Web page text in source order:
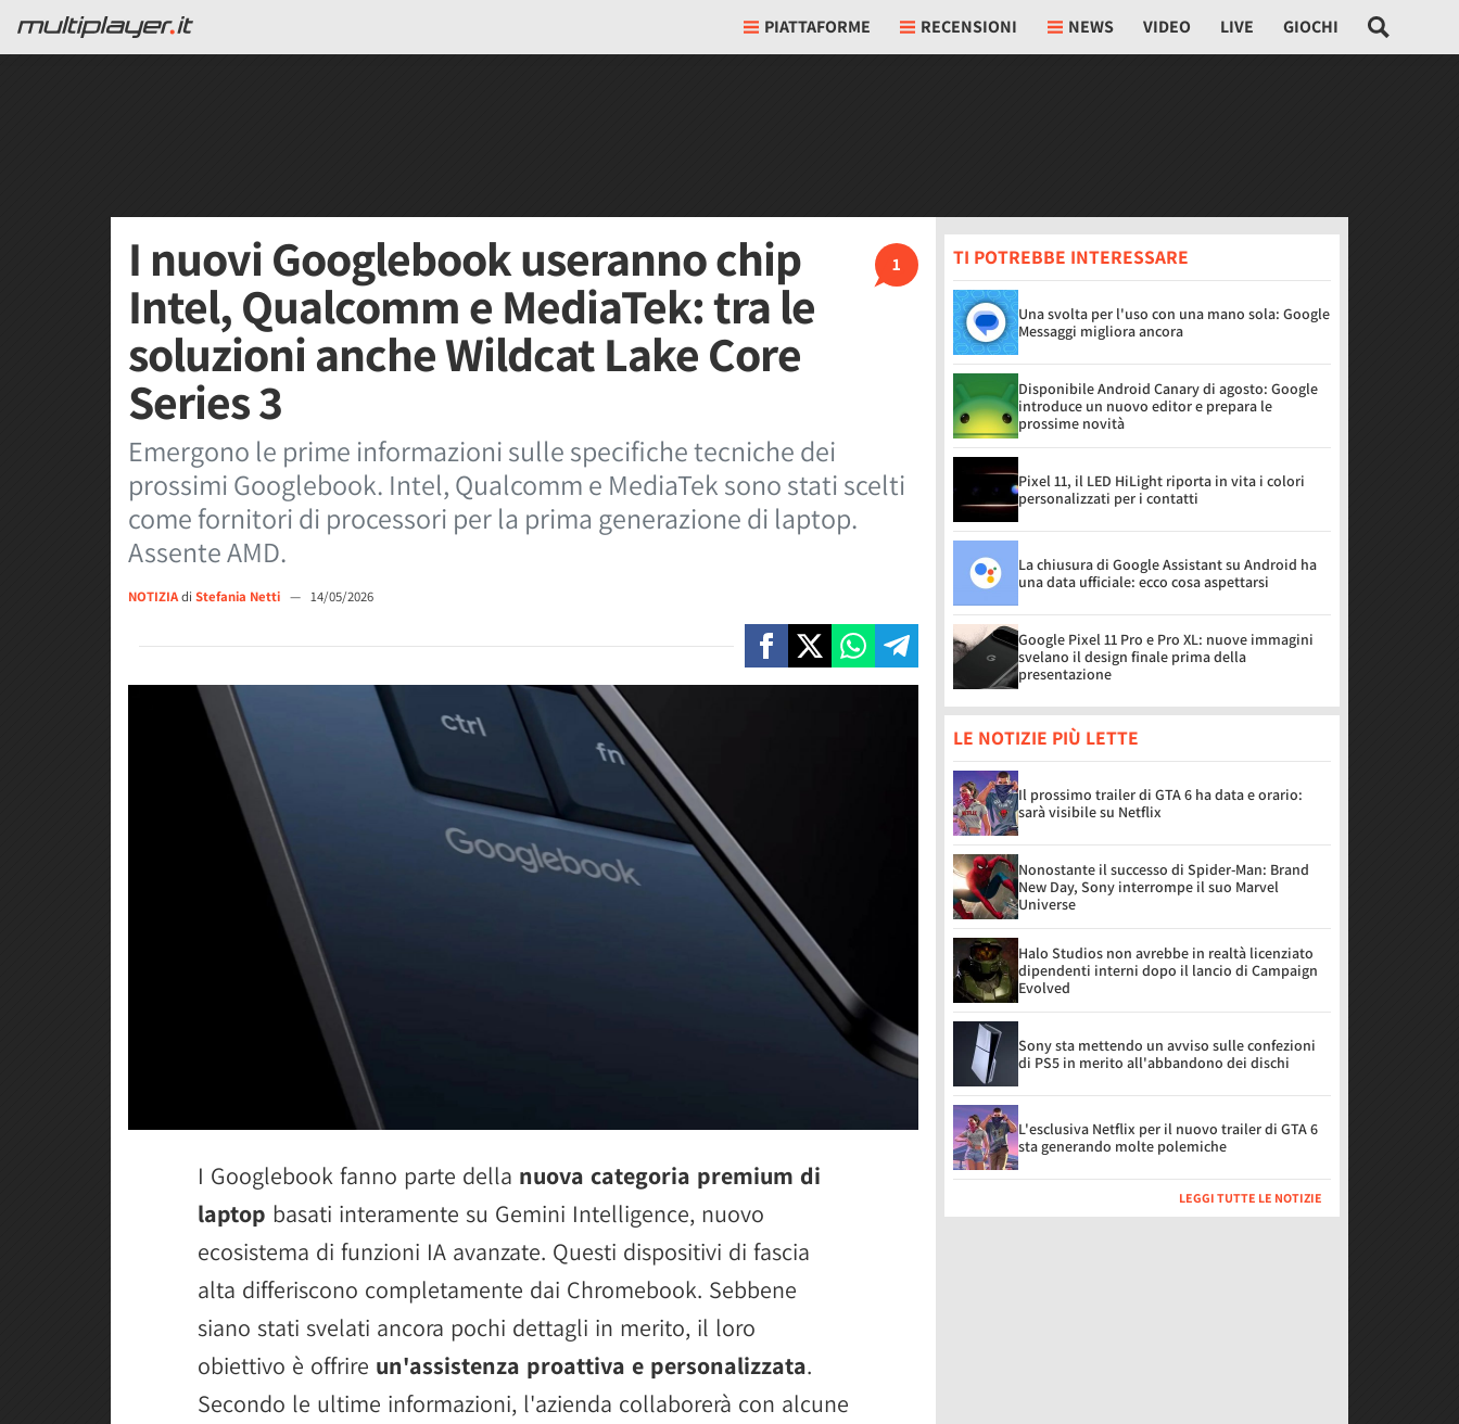
PIATTAFORME RECENSIONI NEWS VIDEO LIVE GIOCHI
1
I nuovi Googlebook useranno chip
Intel, Qualcomm e MediaTek: tra le
soluzioni anche Wildcat Lake Core
Series 3
Emergono le prime informazioni sulle specifiche tecniche dei
prossimi Googlebook. Intel, Qualcomm e MediaTek sono stati scelti
come fornitori di processori per la prima generazione di laptop.
Assente AMD.
NOTIZIAdi Stefania Netti — 14/05/2026
I Googlebook fanno parte della nuova categoria premium di
laptop basati interamente su Gemini Intelligence, nuovo
ecosistema di funzioni IA avanzate. Questi dispositivi di fascia
alta differiscono completamente dai Chromebook. Sebbene
siano stati svelati ancora pochi dettagli in merito, il loro
obiettivo è offrire un'assistenza proattiva e personalizzata.
Secondo le ultime informazioni, l'azienda collaborerà con alcune
TI POTREBBE INTERESSARE
Una svolta per l'uso con una mano sola: Google
Messaggi migliora ancora
Disponibile Android Canary di agosto: Google
introduce un nuovo editor e prepara le
prossime novità
Pixel 11, il LED HiLight riporta in vita i colori
personalizzati per i contatti
La chiusura di Google Assistant su Android ha
una data ufficiale: ecco cosa aspettarsi
Google Pixel 11 Pro e Pro XL: nuove immagini
svelano il design finale prima della
presentazione
LE NOTIZIE PIÙ LETTE
Il prossimo trailer di GTA 6 ha data e orario:
sarà visibile su Netflix
Nonostante il successo di Spider-Man: Brand
New Day, Sony interrompe il suo Marvel
Universe
Halo Studios non avrebbe in realtà licenziato
dipendenti interni dopo il lancio di Campaign
Evolved
Sony sta mettendo un avviso sulle confezioni
di PS5 in merito all'abbandono dei dischi
L'esclusiva Netflix per il nuovo trailer di GTA 6
sta generando molte polemiche
LEGGI TUTTE LE NOTIZIE